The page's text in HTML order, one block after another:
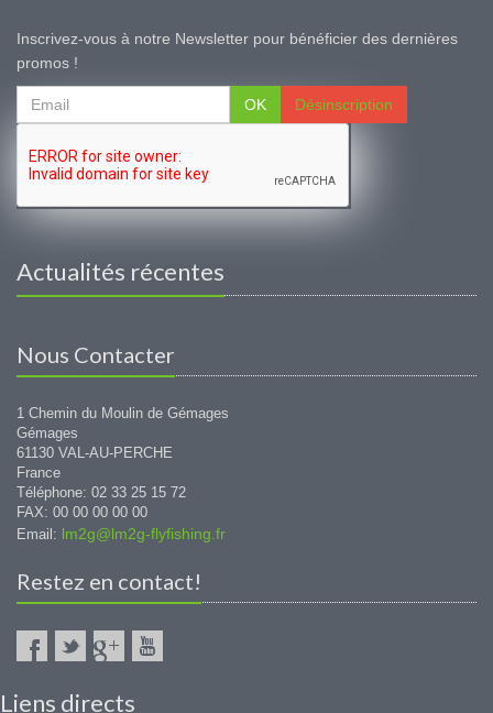
Inscrivez-vous à notre Newsletter pour bénéficier des dernières
promos !
OK Désinscription
Actualités récentes
Nous Contacter
1 Chemin du Moulin de Gémages
Gémages
61130 VAL-AU-PERCHE
France
Téléphone: 02 33 25 15 72
FAX: 00 00 00 00 00
Email: lm2g@lm2g-flyfishing.fr
Restez en contact!
Liens directs